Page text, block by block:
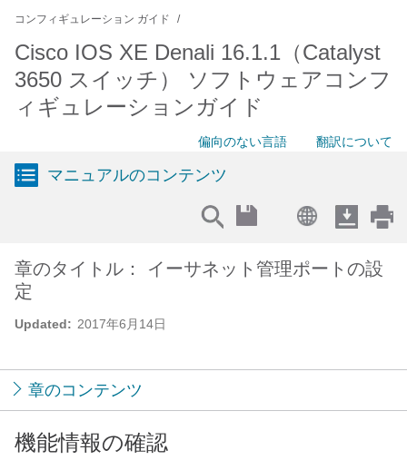
コンフィギュレーション ガイド
Cisco IOS XE Denali 16.1.1（Catalyst
3650 スイッチ） ソフトウェアコンフ
ィギュレーションガイド
偏向のない言語 翻訳について
マニュアルのコンテンツ
Updated: 2017年6月14日
章のタイトル： イーサネット管理ポートの設
定
章のコンテンツ
機能情報の確認